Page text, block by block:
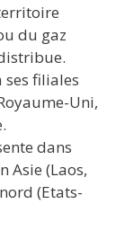
du gaz
filiales
Uni,
dans
Asie (Laos,
(Etats-